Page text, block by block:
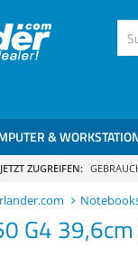
&
JETZT ZUGREIFEN:
G4